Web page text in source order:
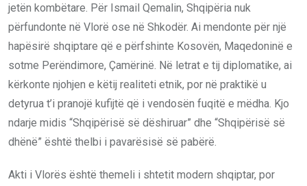
jetën kombëtare. Për Ismail Qemalin, Shqipëria nuk
përfundonte në Vlorë ose në Shkodër. Ai mendonte për një
hapësirë shqiptare që e përfshinte Kosovën, Maqedoninë e
sotme Perëndimore, Çamërinë. Në letrat e tij diplomatike, ai
kërkonte njohjen e këtij realiteti etnik, por në praktikë u
detyrua t’i pranojë kufijtë që i vendosën fuqitë e mëdha. Kjo
ndarje midis “Shqipërisë së dëshiruar” dhe “Shqipërisë së
dhënë” është thelbi i pavarësisë së pabërë.
Akti i Vlorës është themeli i shtetit modern shqiptar, por